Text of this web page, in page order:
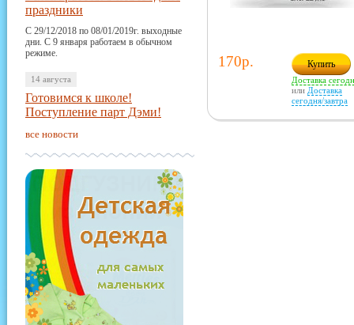
праздники
С 29/12/2018 по 08/01/2019г. выходные
дни. С 9 января работаем в обычном
режиме.
14 августа
Готовимся к школе!
Поступление парт Дэми!
все новости
170р. Купить
Доставка
или Доставка
сегодня/завтра